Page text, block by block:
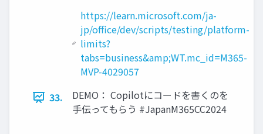
https://learn.microsoft.com/ja-
jp/office/dev/scripts/testing/platform-
limits?
tabs=business&amp;WT.mc_id=M365-
MVP-4029057
33.
DEMO： Copilotにコードを書くのを
手伝ってもらう #JapanM365CC2024